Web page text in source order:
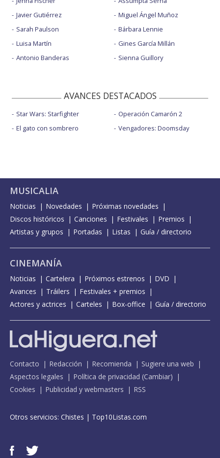
Javier Gutiérrez
Sarah Paulson
Luisa Martín
Antonio Banderas
Miguel Ángel Muñoz
Bárbara Lennie
Gines García Millán
Sienna Guillory
AVANCES DESTACADOS
Star Wars: Starfighter
El gato con sombrero
Operación Camarón 2
Vengadores: Doomsday
MUSICALIA
Noticias Novedades
Próximas novedades
Discos históricos
Canciones Festivales
Premios
Artistas y grupos
Portadas Listas Guía / directorio
CINEMANÍA
Noticias Cartelera Próximos estrenos
DVD
Avances
Tráilers
Festivales + premios
Actores y actrices
Carteles Box-office Guía / directorio
Contacto Redacción Recomienda
Sugiere una web
Aspectos legales
Política de privacidad (Cambiar)
Cookies
Publicidad y webmasters RSS
Otros servicios: Chistes | Top10Listas.com